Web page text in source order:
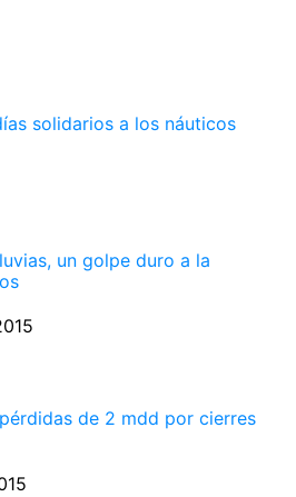
solidarios a los náuticos
un golpe duro a la
de 2 mdd por cierres